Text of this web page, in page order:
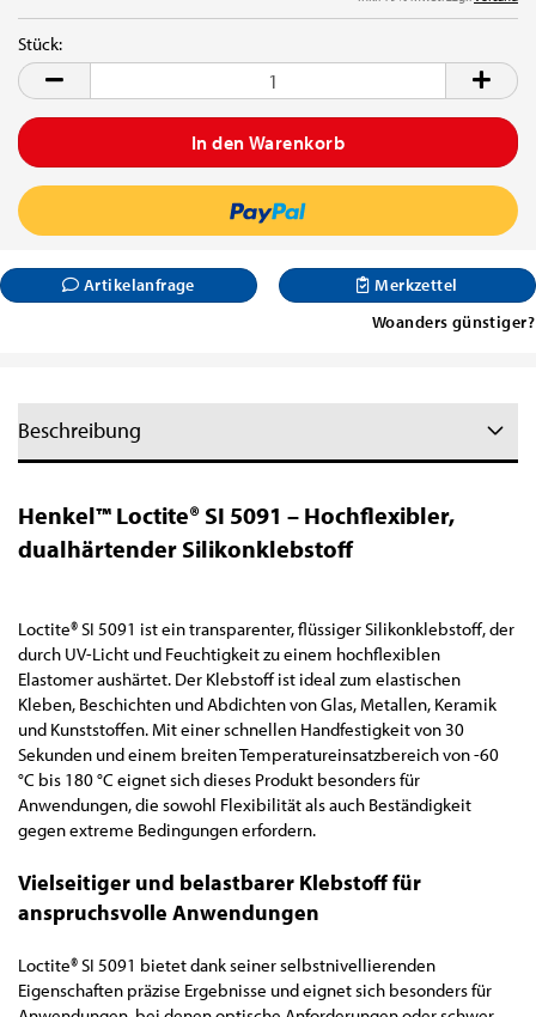
Stück:
Stück
Artikelanfrage
Merkzettel
Woanders günstiger?
Beschreibung
Henkel™ Loctite® SI 5091 – Hochflexibler,
dualhärtender Silikonklebstoff
Loctite® SI 5091 ist ein transparenter, flüssiger Silikonklebstoff, der
durch UV-Licht und Feuchtigkeit zu einem hochflexiblen
Elastomer aushärtet. Der Klebstoff ist ideal zum elastischen
Kleben, Beschichten und Abdichten von Glas, Metallen, Keramik
und Kunststoffen. Mit einer schnellen Handfestigkeit von 30
Sekunden und einem breiten Temperatureinsatzbereich von -60
°C bis 180 °C eignet sich dieses Produkt besonders für
Anwendungen, die sowohl Flexibilität als auch Beständigkeit
gegen extreme Bedingungen erfordern.
Vielseitiger und belastbarer Klebstoff für
anspruchsvolle Anwendungen
Loctite® SI 5091 bietet dank seiner selbstnivellierenden
Eigenschaften präzise Ergebnisse und eignet sich besonders für